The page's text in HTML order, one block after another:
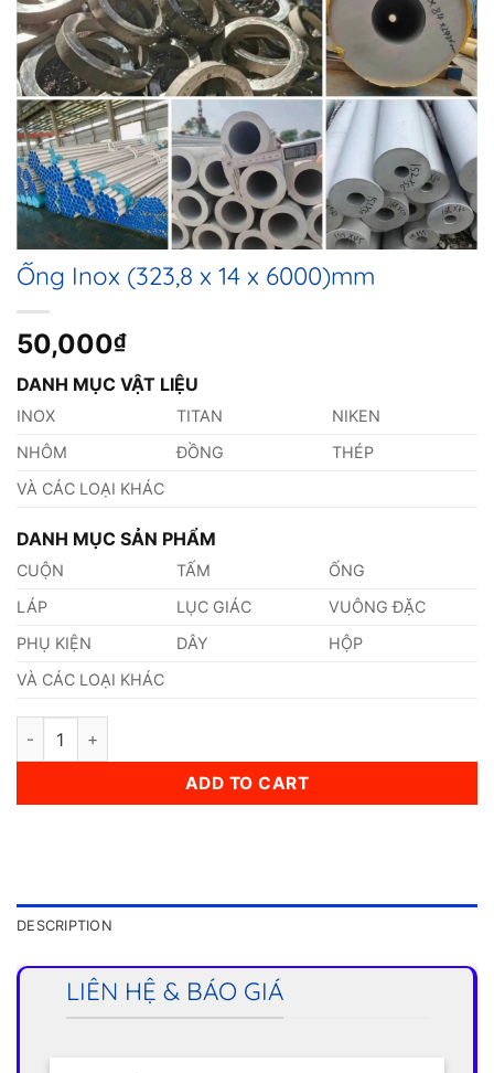
Ống Inox (323,8 x 14 x 6000)mm
50,000₫
DANH MỤC VẬT LIỆU
INOX TITAN
NIKEN
NHÔM
ĐỒNG
THÉP
VÀ CÁC LOẠI KHÁC
DANH MỤC SẢN PHẨM
CUỘN TẤM
ỐNG
LÁP
LỤC GIÁC
VUÔNG ĐẶC
PHỤ KIỆN
DÂY
HỘP
VÀ CÁC LOẠI KHÁC
Ống Inox (323,8 x 14 x 6000)mm quantity
ADD TO CART
DESCRIPTION
LIÊN HỆ & BÁO GIÁ